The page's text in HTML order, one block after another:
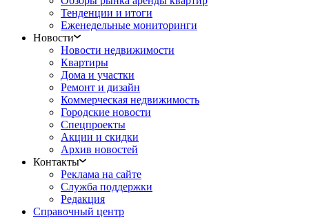
Тенденции и итоги
Еженедельные мониторинги
Новости
Новости недвижимости
Квартиры
Дома и участки
Ремонт и дизайн
Коммерческая недвижимость
Городские новости
Спецпроекты
Акции и скидки
Архив новостей
Контакты
Реклама на сайте
Служба поддержки
Редакция
Справочный центр